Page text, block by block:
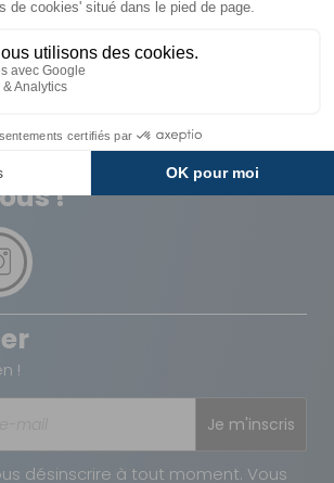
Paiements
!
!
Je m'inscris
désinscrire à tout moment. Vous